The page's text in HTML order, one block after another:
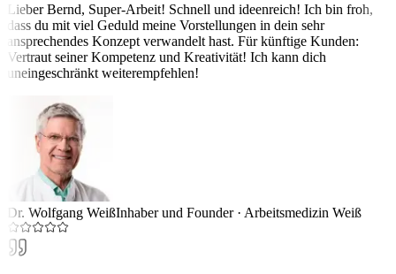
Lieber Bernd, Super-Arbeit! Schnell und ideenreich! Ich bin froh,
dass du mit viel Geduld meine Vorstellungen in dein sehr
ansprechendes Konzept verwandelt hast. Für künftige Kunden:
Vertraut seiner Kompetenz und Kreativität! Ich kann dich
uneingeschränkt weiterempfehlen!
Dr. Wolfgang WeißInhaber und Founder· Arbeitsmedizin Weiß